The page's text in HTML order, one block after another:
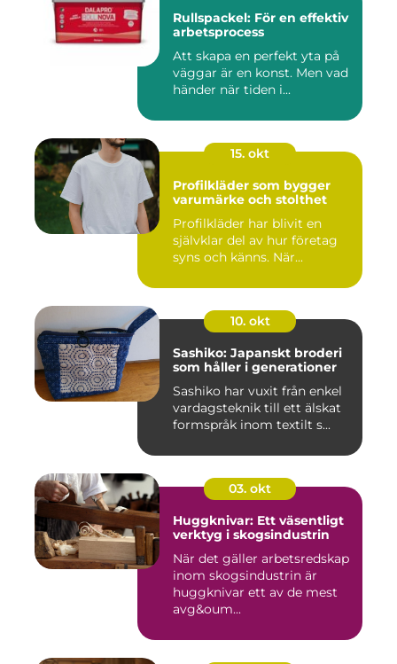
Rullspackel: För en effektiv
arbetsprocess
Att skapa en perfekt yta på
väggar är en konst. Men vad
händer när tiden i...
15. okt
Profilkläder som bygger
varumärke och stolthet
Profilkläder har blivit en
självklar del av hur företag
syns och känns. När...
10. okt
Sashiko: Japanskt broderi
som håller i generationer
Sashiko har vuxit från enkel
vardagsteknik till ett älskat
formspråk inom textilt s...
03. okt
Huggknivar: Ett väsentligt
verktyg i skogsindustrin
När det gäller arbetsredskap
inom skogsindustrin är
huggknivar ett av de mest
avg&oum...